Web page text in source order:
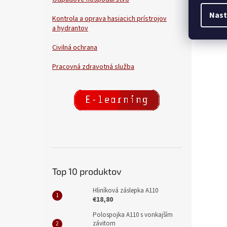
Kontrola a oprava hasiacich prístrojov
a hydrantov
Civilná ochrana
Pracovná zdravotná služba
Top 10 produktov
Hliníková záslepka A110
€18,80
Polospojka A110 s vonkajším
závitom